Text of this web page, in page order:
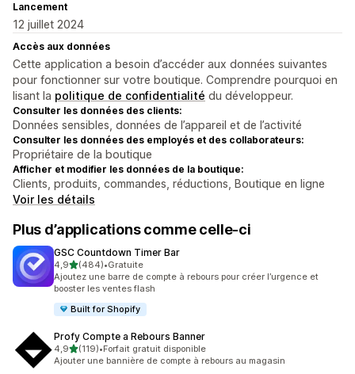
Lancement
12 juillet 2024
Accès aux données
Cette application a besoin d’accéder aux données suivantes
pour fonctionner sur votre boutique. Comprendre pourquoi en
lisant la politique de confidentialité du développeur.
Consulter les données des clients:
Données sensibles, données de l’appareil et de l’activité
Consulter les données des employés et des collaborateurs:
Propriétaire de la boutique
Afficher et modifier les données de la boutique:
Clients, produits, commandes, réductions, Boutique en ligne
Voir les détails
Plus d’applications comme celle-ci
GSC Countdown Timer Bar
4,9étoile(s) sur 5
(484)
484 avis au total
•Gratuite
Ajoutez une barre de compte à rebours pour créer l’urgence et
booster les ventes flash
Built for Shopify
Profy Compte a Rebours Banner
4,9étoile(s) sur 5
(119)
119 avis au total
•Forfait gratuit disponible
Ajouter une bannière de compte à rebours au magasin